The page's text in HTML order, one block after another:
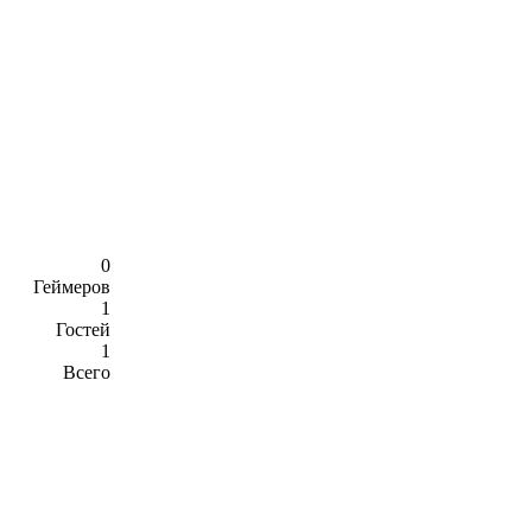
0
Геймеров
1
Гостей
1
Всего